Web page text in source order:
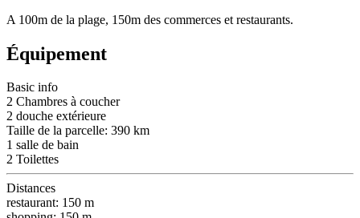
A 100m de la plage, 150m des commerces et restaurants.
Équipement
Basic info
2 Chambres à coucher
2 douche extérieure
Taille de la parcelle: 390 km
1 salle de bain
2 Toilettes
Distances
restaurant: 150 m